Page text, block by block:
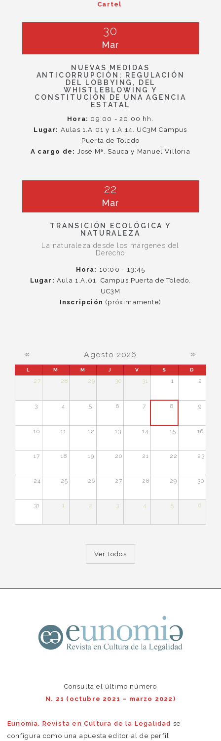
Cartel
30
Mar
NUEVAS MEDIDAS
ANTICORRUPCIÓN: REGULACIÓN
DEL LOBBYING, DEL
WHISTLEBLOWING Y
CONSTITUCIÓN DE UNA AGENCIA
ESTATAL
Hora: 09:00 - 20:00 hh.
Lugar: Aulas 1.A.01 y 1.A.14. UC3M Campus
Puerta de Toledo
A cargo de:
José Mª. Sauca y Manuel Villoria
22
Mar
TRANSICIÓN ECOLÓGICA Y
NATURALEZA
La naturaleza desde los márgenes del
Derecho
Hora: 10:00 - 13:45
Lugar: Aula 1.A.01. Campus Puerta de Toledo.
UC3M
Inscripción (próximamente)
Agosto 2026
« »
L M M J V S D
27 28 29 30 31 1 2
3 4 5 6 7 8 9
10 11 12 13 14 15 16
17 18 19 20 21 22 23
24 25 26 27 28 29 30
31 1 2 3 4 5 6
Ver todos
Consulta el último número
N. 21 (octubre 2021 – marzo 2022)
Eunomia. Revista en Cultura de la Legalidad se
configura como una apuesta editorial de perfil